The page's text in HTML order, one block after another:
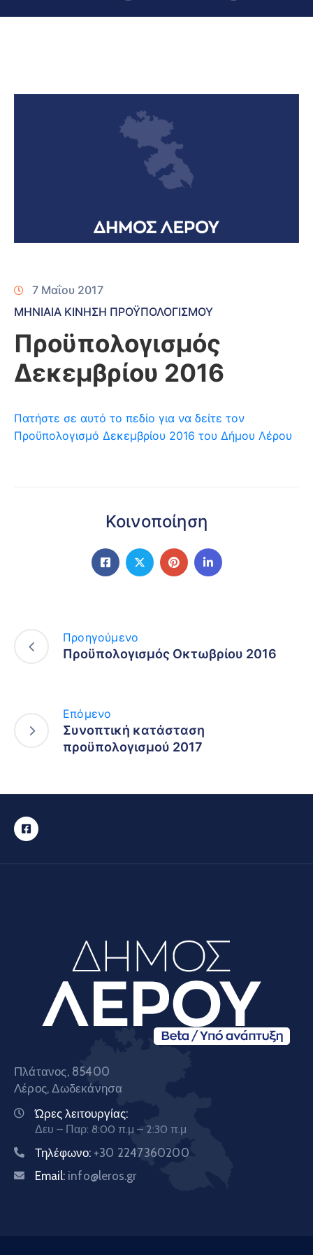
7 Μαΐου 2017
ΜΗΝΙΑΙΑ ΚΙΝΗΣΗ ΠΡΟΫΠΟΛΟΓΙΣΜΟΥ
Προϋπολογισμός
Δεκεμβρίου 2016
Πατήστε σε αυτό το πεδίο για να δείτε τον
Προϋπολογισμό Δεκεμβρίου 2016 του Δήμου Λέρου
Κοινοποίηση
Προηγούμενο
Προϋπολογισμός Οκτωβρίου 2016
Επόμενο
Συνοπτική κατάσταση
προϋπολογισμού 2017
Πλάτανος, 85400
Λέρος, Δωδεκάνησα
Ώρες λειτουργίας:
Δευ – Παρ: 8:00 π.μ – 2:30 π.μ
Τηλέφωνο: +30 2247360200
Email: info@leros.gr